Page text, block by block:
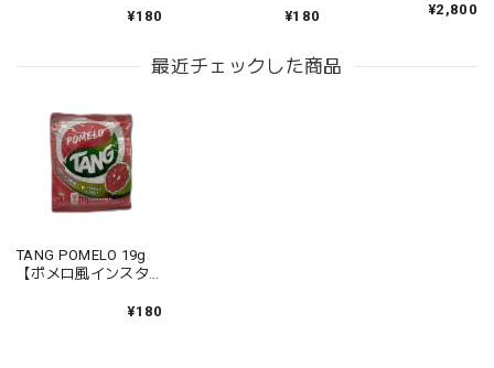
¥180 ¥180
ブランドパウダーミ
¥2,800
最近チェックした商品
TANG POMELO 19g
【ポメロ風インスタ
¥180